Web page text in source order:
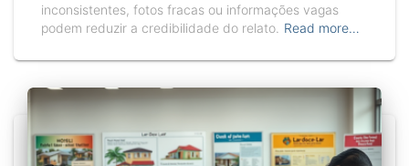
inconsistentes, fotos fracas ou informações vagas
podem reduzir a credibilidade do relato. Read more…